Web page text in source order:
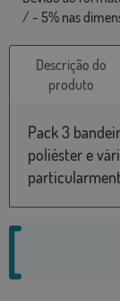
/ - 5% nas
Descrição do
produto
Pack 3
poliéster e